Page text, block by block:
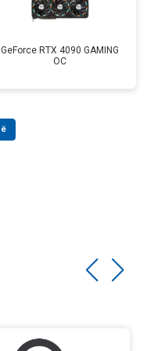
GeForce RTX 4090 GAMING
OC